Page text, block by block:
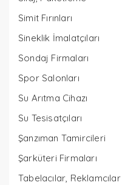
Simit Fırınları
Sineklik İmalatçıları
Sondaj Firmaları
Spor Salonları
Su Arıtma Cihazı
Su Tesisatçıları
Şanzıman Tamircileri
Şarküteri Firmaları
Tabelacılar, Reklamcılar